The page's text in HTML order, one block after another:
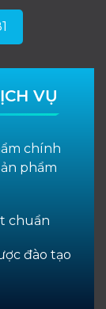
VỤ
chính
phẩm
chuẩn
đào tạo